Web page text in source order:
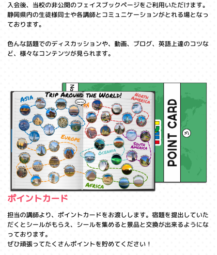
入会後、当校の非公開のフェイスブックページをご利用いただけます。
静岡県内の生徒様同士や各講師とコミュニケーションがとれる場となっ
ております。
色んな話題でのディスカッションや、動画、ブログ、英語上達のコツな
ど、様々なコンテンツが見られます。
ポイントカード
担当の講師より、ポイントカードをお渡しします。宿題を提出していた
だくとシールがもらえ、シールを集めると景品と交換が出来るようにな
っております。
ぜひ頑張ってたくさんポイントを貯めてください！